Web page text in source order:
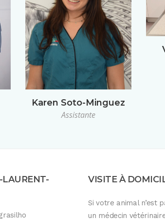
Karen Soto-Minguez
Assistante
LAURENT-
VISITE À
Si votre animal n’est
un médecin